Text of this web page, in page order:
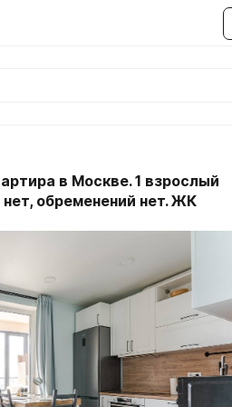
в Москве. 1 взрослый
обременений нет. ЖК